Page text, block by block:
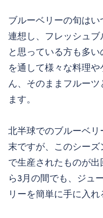
ブルーベリーの旬は
連想し、フレッシュ
と思っている方も多
を通して様々な料理
ん、そのままフルー
ます。
北半球でのブルーベ
末ですが、このシー
で生産されたものが
ら3月の間でも、ジュ
リーを簡単に手に入れ